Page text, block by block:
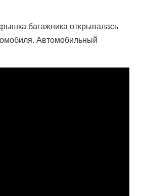
багажника открывалась
Автомобильный